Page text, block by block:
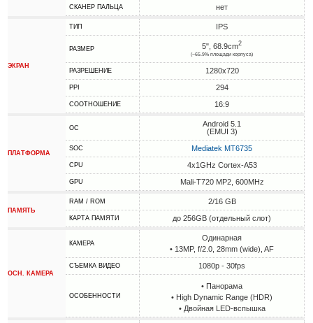
СКАНЕР ПАЛЬЦА нет
ЭКРАН
ТИП IPS
РАЗМЕР 5", 68.9cm2
(~65.9% площади корпуса)
РАЗРЕШЕНИЕ 1280x720
PPI 294
СООТНОШЕНИЕ 16:9
ПЛАТФОРМА
ОС
Android 5.1
(EMUI 3)
SOC Mediatek MT6735
CPU 4x1GHz Cortex-A53
GPU Mali-T720 MP2, 600MHz
ПАМЯТЬ
RAM / ROM 2/16 GB
КАРТА ПАМЯТИ до 256GB (отдельный слот)
ОСН. КАМЕРА
КАМЕРА
Одинарная
• 13MP, f/2.0, 28mm (wide), AF
СЪЕМКА ВИДЕО 1080p - 30fps
ОСОБЕННОСТИ
• Панорама
• High Dynamic Range (HDR)
• Двойная LED-вспышка